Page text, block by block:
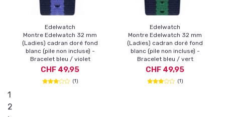
Edelwatch
Montre Edelwatch 32 mm
(Ladies) cadran doré fond
blanc (pile non incluse) -
Bracelet bleu / violet
CHF 49,95
(1)
Edelwatch
Montre Edelwatch 32 mm
(Ladies) cadran doré fond
blanc (pile non incluse) -
Bracelet bleu / vert
CHF 49,95
(1)
1
2